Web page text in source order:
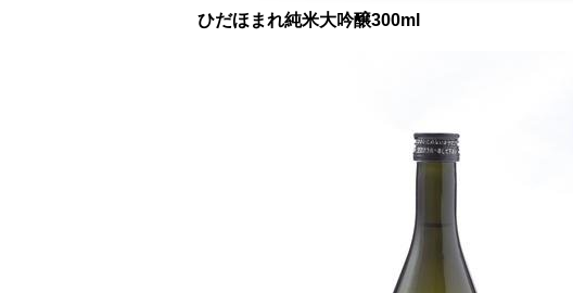
ひだほまれ純米大吟醸300ml